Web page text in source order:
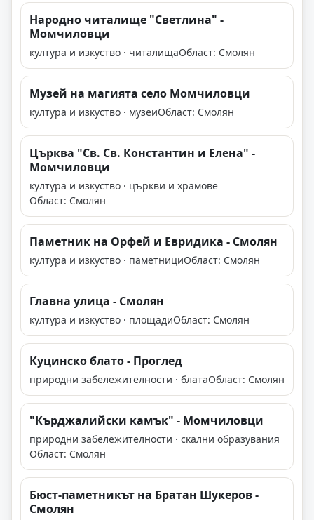
Народно читалище "Светлина" -
Момчиловци
култура и изкуство · читалищаОбласт: Смолян
Музей на магията село Момчиловци
култура и изкуство · музеиОбласт: Смолян
Църква "Св. Св. Константин и Елена" -
Момчиловци
култура и изкуство · църкви и храмове
Област: Смолян
Паметник на Орфей и Евридика - Смолян
култура и изкуство · паметнициОбласт: Смолян
Главна улица - Смолян
култура и изкуство · площадиОбласт: Смолян
Куцинско блато - Проглед
природни забележителности · блатаОбласт: Смолян
"Кърджалийски камък" - Момчиловци
природни забележителности · скални образувания
Област: Смолян
Бюст-паметникът на Братан Шукеров -
Смолян